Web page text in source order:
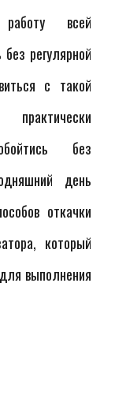
всей
регулярной
с такой
без
день
откачки
который
выполнения